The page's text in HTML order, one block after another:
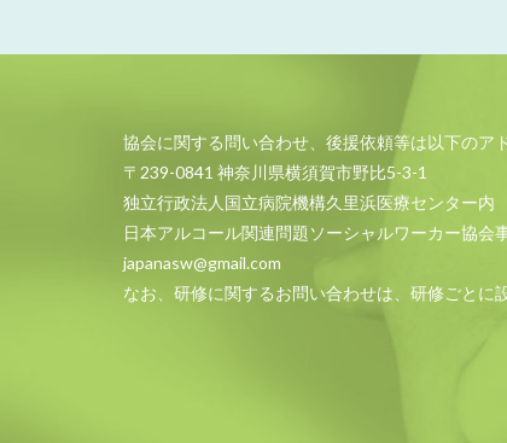
協会に関する問い合わせ、後援依頼等は以下のア
〒239-0841 神奈川県横須賀市野比5-3-1
独立行政法人国立病院機構久里浜医療センター
日本アルコール関連問題ソーシャルワーカー協会
japanasw@gmail.com
なお、研修に関するお問い合わせは、研修ごとに